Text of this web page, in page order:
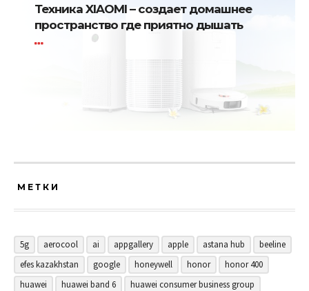
Техника XIAOMI – создает домашнее
пространство где приятно дышать
МЕТКИ
5g aerocool ai appgallery apple astana hub
beeline
efes kazakhstan
google honeywell honor
honor 400
huawei
huawei band 6
huawei consumer business group